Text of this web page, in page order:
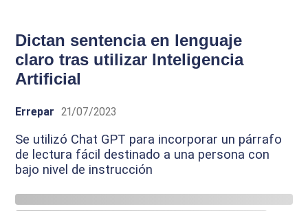
Dictan sentencia en lenguaje
claro tras utilizar Inteligencia
Artificial
Errepar 21/07/2023
Se utilizó Chat GPT para incorporar un párrafo
de lectura fácil destinado a una persona con
bajo nivel de instrucción